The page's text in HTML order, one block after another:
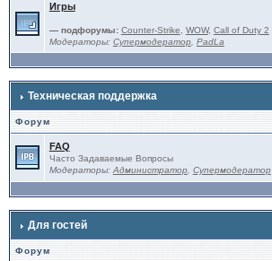
Игры
— подфорумы: Counter-Strike WOW, Call of Duty 2
Модераторы: Супермодератор, PadLa
Техническая поддержка
Форум
FAQ
Часто Задаваемые Вопросы
Модераторы: Администратор, Супермодератор
Для гостей
Форум